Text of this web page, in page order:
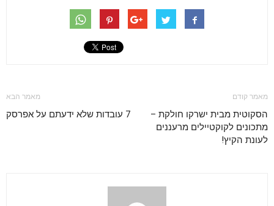
מאמר קודם
הסקוטית מבית ישרקו חולקת –
מתכונים לקוקטיילים מרעננים
לעונת הקיץ!
מאמר הבא
7 עובדות שלא ידעתם על אפרסק